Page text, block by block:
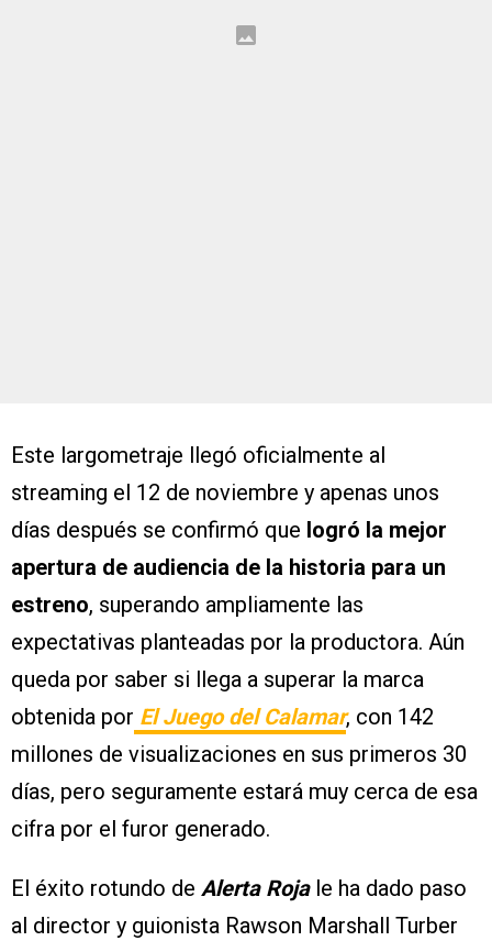
Este largometraje llegó oficialmente al
streaming el 12 de noviembre y apenas unos
días después se confirmó que logró la mejor
apertura de audiencia de la historia para un
estreno, superando ampliamente las
expectativas planteadas por la productora. Aún
queda por saber si llega a superar la marca
obtenida por El Juego del Calamar, con 142
millones de visualizaciones en sus primeros 30
días, pero seguramente estará muy cerca de esa
cifra por el furor generado.
El éxito rotundo de Alerta Roja le ha dado paso
al director y guionista Rawson Marshall Turber